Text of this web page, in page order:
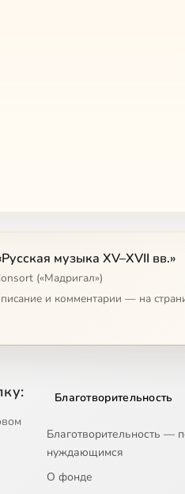
музыка XV–XVII вв.»
(«Мадригал»)
и комментарии — на
Благотворительность
Благотворительность —
нуждающимся
О фонде